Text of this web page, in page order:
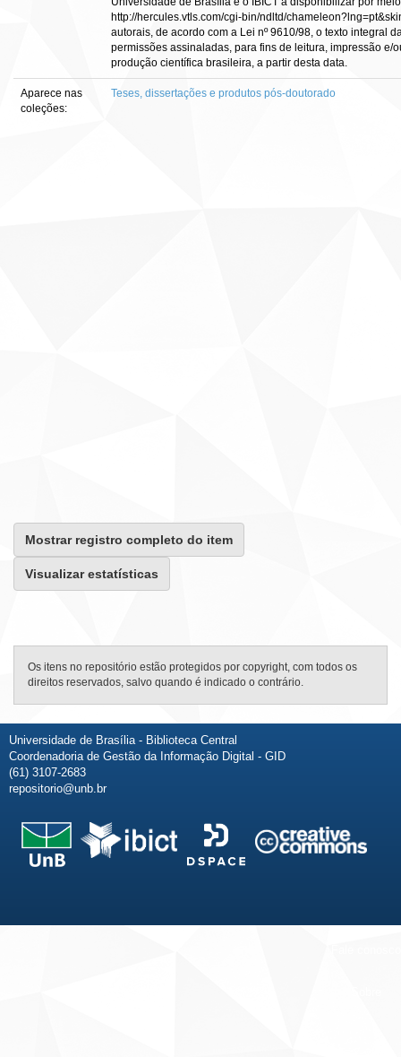
http://hercules.vtls.com/cgi-bin/ndltd/
autorais, de acordo com a Lei nº 9610/98, o texto integral
permissões assinaladas, para fins de leitura, impressão e/
produção científica brasileira, a partir desta data.
Aparece nas
coleções:
Teses, dissertações e produtos pós-doutorado
Mostrar registro completo do item
Visualizar estatísticas
Os itens no repositório estão protegidos por copyright, com todos os
direitos reservados, salvo quando é indicado o contrário.
Universidade de Brasília - Biblioteca Central
Coordenadoria de Gestão da Informação Digital - GID
(61) 3107-2683
repositorio@unb.br